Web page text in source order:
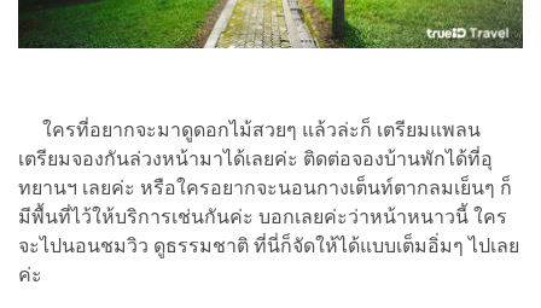
ใครที่อยากจะมาดูดอกไม้สวยๆ แล้วล่ะก็ เตรียมแพลน
เตรียมจองกันล่วงหน้ามาได้เลยค่ะ ติดต่อจองบ้านพักได้ที่อุ
ทยานฯ เลยค่ะ หรือใครอยากจะนอนกางเต็นท์ตากลมเย็นๆ ก็
มีพื้นที่ไว้ให้บริการเช่นกันค่ะ บอกเลยค่ะว่าหน้าหนาวนี้ ใคร
จะไปนอนชมวิว ดูธรรมชาติ ที่นี่ก็จัดให้ได้แบบเต็มอิ่มๆ ไปเลย
ค่ะ